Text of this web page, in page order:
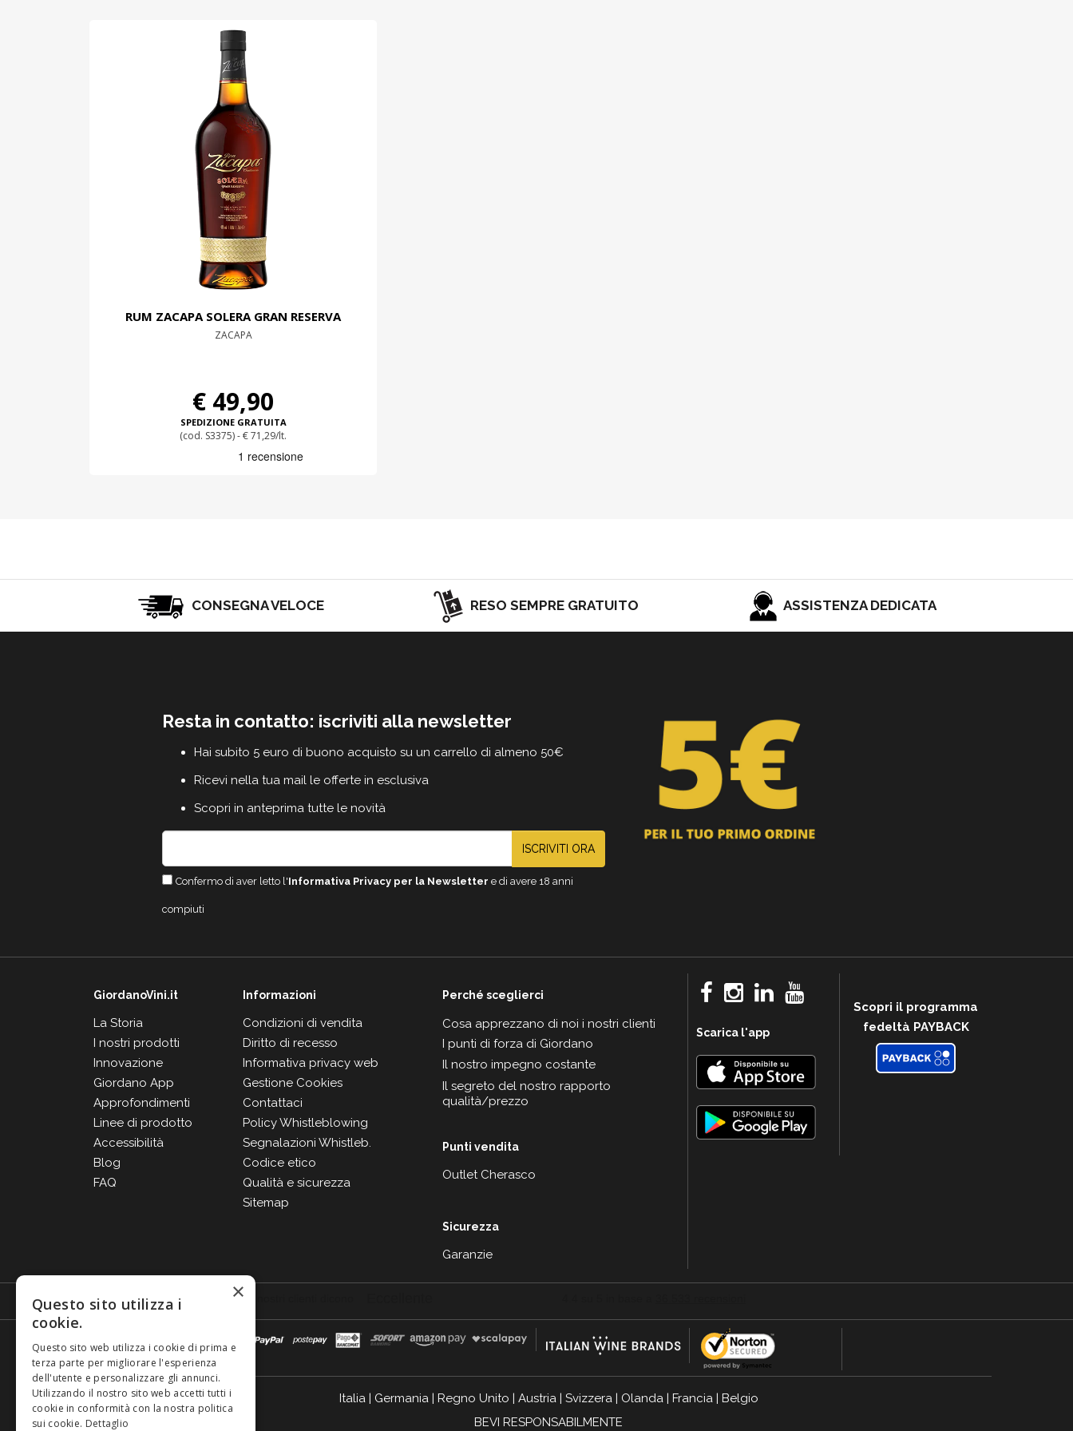
RUM ZACAPA SOLERA GRAN RESERVA
ZACAPA
€ 49,90
SPEDIZIONE GRATUITA
(cod. S3375) - € 71,29/lt.
CONSEGNA VELOCE RESO SEMPRE GRATUITO ASSISTENZA DEDICATA
Resta in contatto: iscriviti alla newsletter
Hai subito 5 euro di buono acquisto su un carrello di almeno 50€
Ricevi nella tua mail le offerte in esclusiva
Scopri in anteprima tutte le novità
ISCRIVITI ORA
Confermo di aver letto l'Informativa Privacy per la Newsletter e di avere 18 anni
compiuti
GiordanoVini.it
La Storia
I nostri prodotti
Innovazione
Giordano App
Approfondimenti
Linee di prodotto
Accessibilità
Blog
FAQ
Informazioni
Condizioni di vendita
Diritto di recesso
Informativa privacy web
Gestione Cookies
Contattaci
Policy Whistleblowing
Segnalazioni Whistleb.
Codice etico
Qualità e sicurezza
Sitemap
Perché sceglierci
Cosa apprezzano di noi i nostri clienti
I punti di forza di Giordano
Il nostro impegno costante
Il segreto del nostro rapporto
qualità/prezzo
Punti vendita
Outlet Cherasco
Sicurezza
Garanzie
Scarica l'app
Scopri il programma
fedeltà PAYBACK
Italia| Germania| Regno Unito | Austria| Svizzera| Olanda| Francia| Belgio
BEVI RESPONSABILMENTE
×
Questo sito utilizza i
cookie.
Questo sito web utilizza i cookie di prima e
terza parte per migliorare l'esperienza
dell'utente e personalizzare gli annunci.
Utilizzando il nostro sito web accetti tutti i
cookie in conformità con la nostra politica
sui cookie. Dettaglio